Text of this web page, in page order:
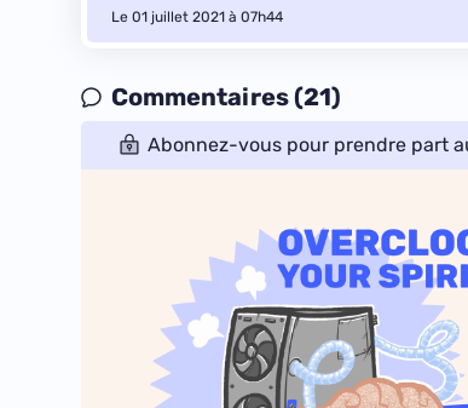
Le 01 juillet 2021 à 07h44
Commentaires (21)
Abonnez-vous pour prendre part